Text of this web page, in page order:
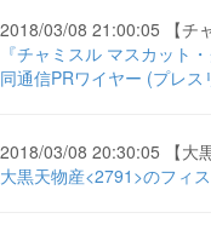
2018/03/08 21:00:05 【チ
『チャミスル マスカット
同通信PRワイヤー (プレス
2018/03/08 20:30:05 【大
大黒天物産<2791>のフィ